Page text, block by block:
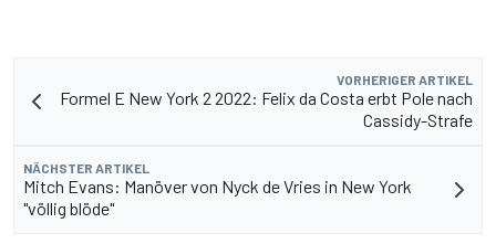
VORHERIGER ARTIKEL
Formel E New York 2 2022: Felix da Costa erbt Pole nach
Cassidy-Strafe
NÄCHSTER ARTIKEL
Mitch Evans: Manöver von Nyck de Vries in New York
"völlig blöde"